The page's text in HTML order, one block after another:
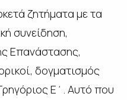
ζητήματα με τα
συνείδηση,
Επανάστασης,
δογματισμός
Ε΄. Αυτό που